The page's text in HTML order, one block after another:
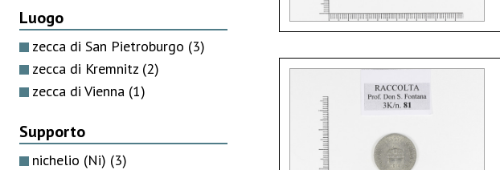
Luogo
zecca di San Pietroburgo (3)
zecca di Kremnitz (2)
zecca di Vienna (1)
Supporto
nichelio (Ni) (3)